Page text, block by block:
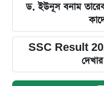
ড. ইউনূস বনাম
SSC Result